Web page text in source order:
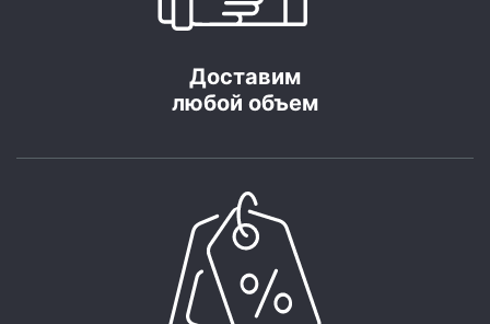
Доставим
любой объем